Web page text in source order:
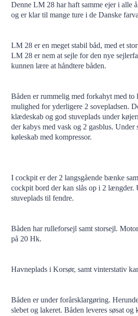
Denne LM 28 har haft samme ejer i alle
og er klar til mange ture i de Danske
LM 28 er en meget stabil båd, med et
LM 28 er nem at sejle for den nye
kunnen lære at håndtere båden.
Båden er rummelig med forkahyt med to
mulighed for yderligere 2 sovepladsen.
klædeskab og god stuveplads under
der kabys med vask og 2 gasblus. Under
køleskab med kompressor.
I cockpit er der 2 langsgående bænke
cockpit bord der kan slås op i 2 længder.
stuveplads til fendre.
Båden har rulleforsejl samt storsejl.
på 20 Hk.
Havneplads i Korsør, samt vinterstativ
Båden er under forårsklargøring.
slebet og lakeret. Båden leveres søsat og